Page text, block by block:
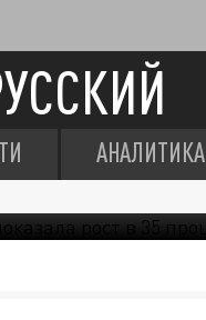
АНАЛИТИКА